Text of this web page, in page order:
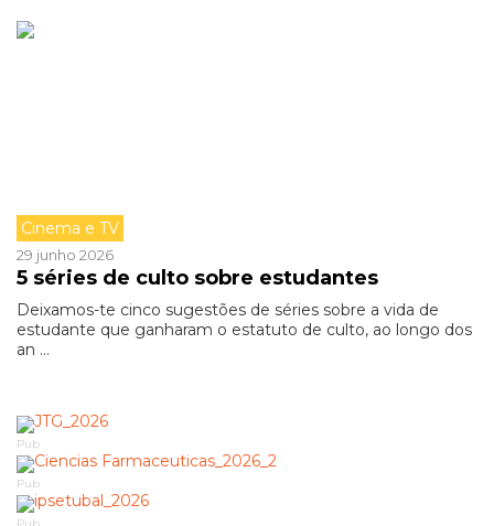
Cinema e TV
29 junho 2026
5 séries de culto sobre estudantes
Deixamos-te cinco sugestões de séries sobre a vida de
estudante que ganharam o estatuto de culto, ao longo dos
an ...
Pub
Pub